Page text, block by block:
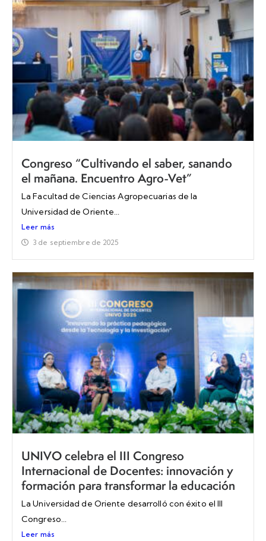
Congreso “Cultivando el saber, sanando
el mañana. Encuentro Agro-Vet”
La Facultad de Ciencias Agropecuarias de la
Universidad de Oriente...
Leer más
3 de septiembre de 2025
UNIVO celebra el III Congreso
Internacional de Docentes: innovación y
formación para transformar la educación
La Universidad de Oriente desarrolló con éxito el III
Congreso...
Leer más